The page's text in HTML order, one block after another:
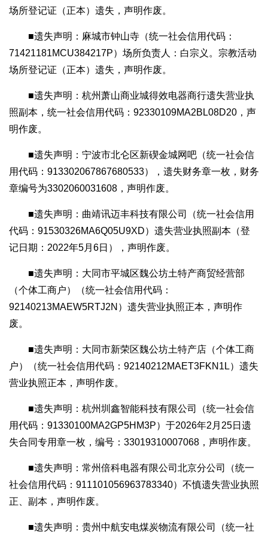
场所登记证（正本）遗失，声明作废。
■遗失声明：麻城市钟山寺（统一社会信用代码：
71421181MCU384217P）场所负责人：白宗义。宗教活动
场所登记证（正本）遗失，声明作废。
■遗失声明：杭州萧山商业城得效电器商行遗失营业执
照副本，统一社会信用代码：92330109MA2BL08D20，声
明作废。
■遗失声明：宁波市北仑区新碶金城网吧（统一社会信
用代码：913302067867680533），遗失财务章一枚，财务
章编号为3302060031608，声明作废。
■遗失声明：曲靖讯迈丰科技有限公司（统一社会信用
代码：91530326MA6Q05U9XD）遗失营业执照副本（登
记日期：2022年5月6日），声明作废。
■遗失声明：大同市平城区魏公坊土特产商贸经营部
（个体工商户）（统一社会信用代码：
92140213MAEW5RTJ2N）遗失营业执照正本，声明作
废。
■遗失声明：大同市新荣区魏公坊土特产店（个体工商
户）（统一社会信用代码：92140212MAET3FKN1L）遗失
营业执照正本，声明作废。
■遗失声明：杭州圳鑫智能科技有限公司（统一社会信
用代码：91330100MA2GP5HM3P）于2026年2月25日遗
失合同专用章一枚，编号：33019310007068，声明作废。
■遗失声明：常州倍科电器有限公司北京分公司（统一
社会信用代码：911101056963783340）不慎遗失营业执照
正、副本，声明作废。
■遗失声明：贵州中航安电煤炭物流有限公司（统一社